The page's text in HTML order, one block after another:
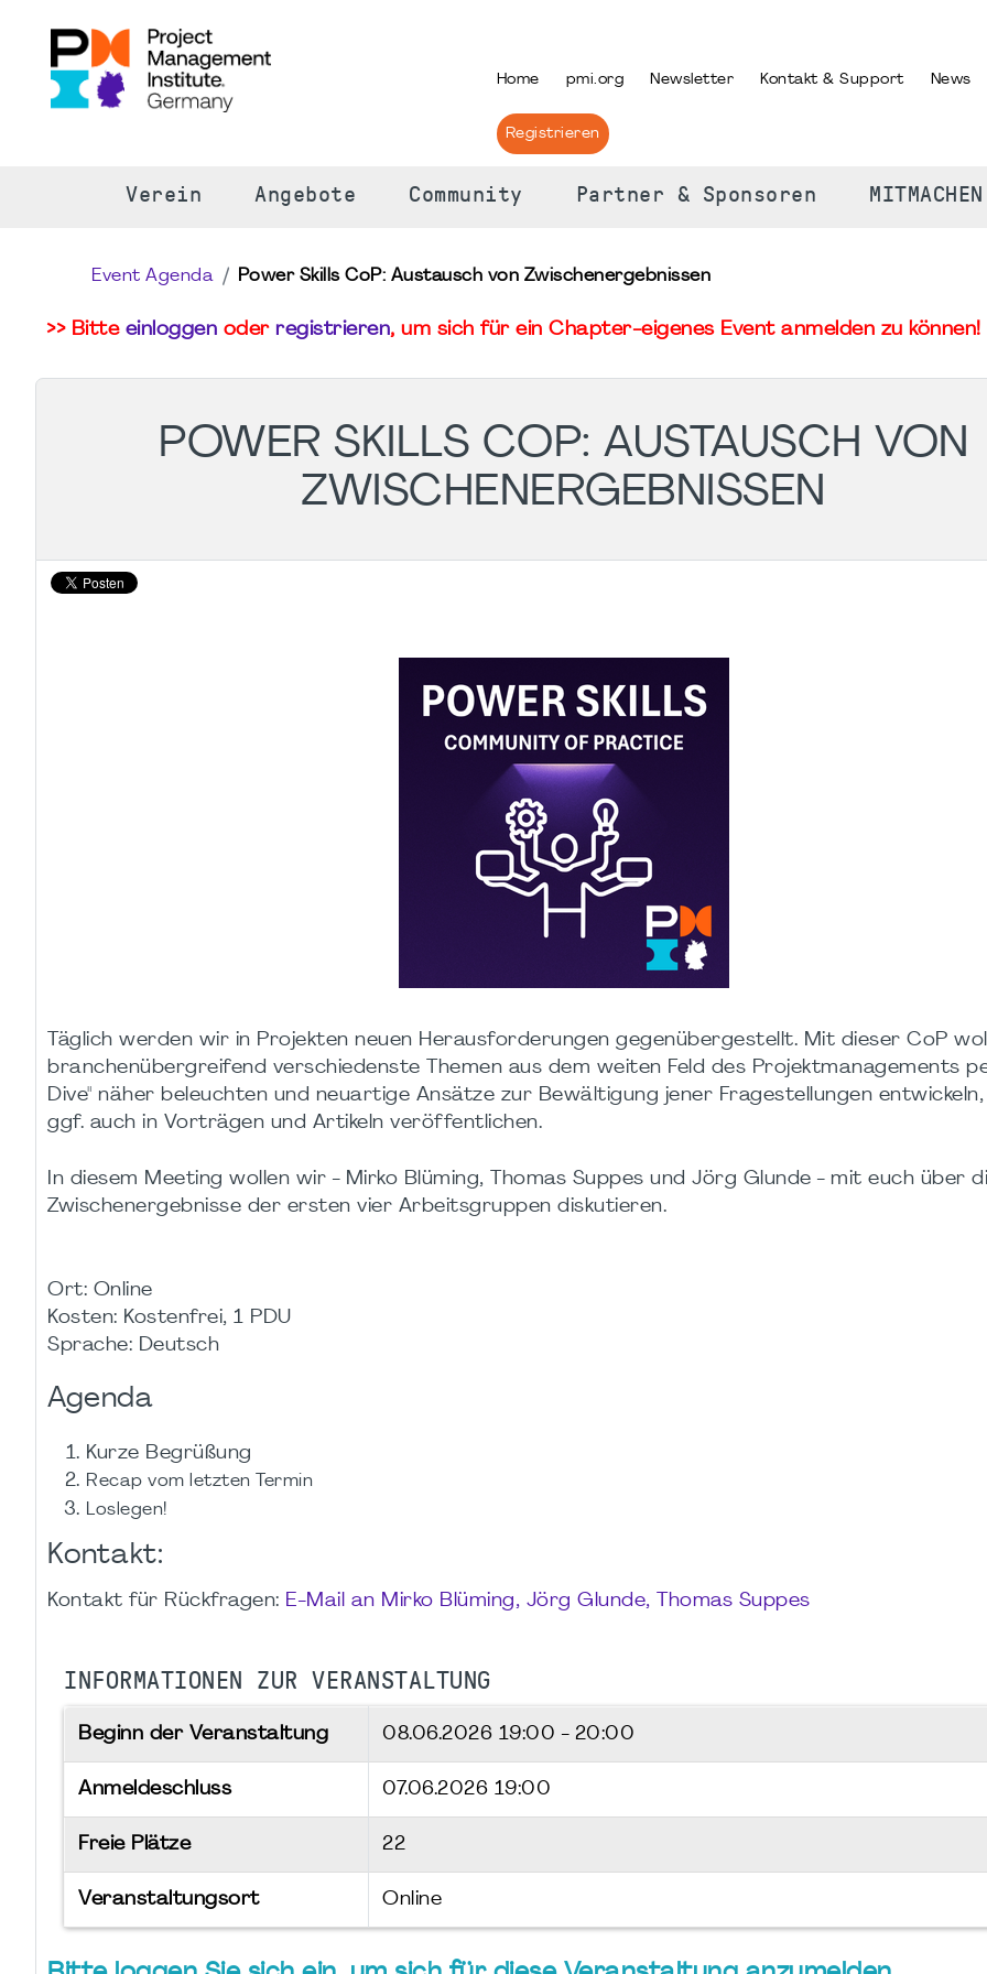
Home pmi.org Newsletter Kontakt & Support News
Registrieren
Verein Angebote Community Partner & Sponsoren MITMACHEN
Event Agenda Power Skills CoP: Austausch von Zwischenergebnissen
>> Bitte einloggen oder registrieren, um sich für ein Chapter-eigenes Event anmelden zu können!
POWER SKILLS COP: AUSTAUSCH VON
ZWISCHENERGEBNISSEN
Täglich werden wir in Projekten neuen Herausforderungen gegenübergestellt. Mit dieser CoP
branchenübergreifend verschiedenste Themen aus dem weiten Feld des Projektmanagements
Dive" näher beleuchten und neuartige Ansätze zur Bewältigung jener Fragestellungen
ggf. auch in Vorträgen und Artikeln veröffentlichen.
In diesem Meeting wollen wir - Mirko Blüming, Thomas Suppes und Jörg Glunde - mit euch über
Zwischenergebnisse der ersten vier Arbeitsgruppen diskutieren.
Ort: Online
Kosten: Kostenfrei, 1 PDU
Sprache: Deutsch
Agenda
Kurze Begrüßung
Recap vom letzten Termin
Loslegen!
Kontakt:
Kontakt für Rückfragen: E-Mail an Mirko Blüming, Jörg Glunde, Thomas Suppes
INFORMATIONEN ZUR VERANSTALTUNG
Beginn der Veranstaltung 08.06.2026 19:00 - 20:00
Anmeldeschluss 07.06.2026 19:00
Freie Plätze 22
Veranstaltungsort Online
LG
to 31.08)
31.08.2026